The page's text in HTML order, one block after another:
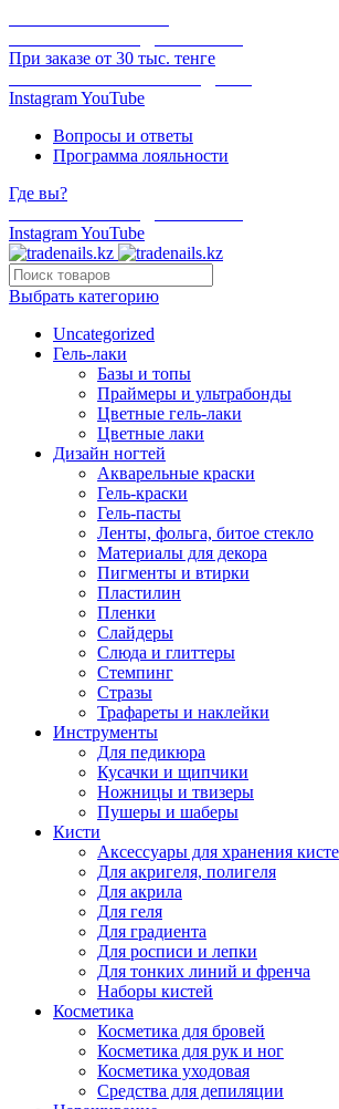
При заказе от 30 тыс. тенге
InstagramYouTube
Вопросы и ответы
Программа лояльности
Где вы?
InstagramYouTube
Выбрать категорию
Uncategorized
Гель-лаки
Базы и топы
Праймеры и ультрабонды
Цветные гель-лаки
Цветные лаки
Дизайн ногтей
Акварельные краски
Гель-краски
Гель-пасты
Ленты, фольга, битое стекло
Материалы для декора
Пигменты и втирки
Пластилин
Пленки
Слайдеры
Слюда и глиттеры
Стемпинг
Стразы
Трафареты и наклейки
Инструменты
Для педикюра
Кусачки и щипчики
Ножницы и твизеры
Пушеры и шаберы
Кисти
Аксессуары для хранения
Для акригеля, полигеля
Для акрила
Для геля
Для градиента
Для росписи и лепки
Для тонких линий и френча
Наборы кистей
Косметика
Косметика для бровей
Косметика для рук и ног
Косметика уходовая
Средства для депиляции